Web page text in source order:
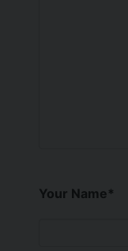
Your Name*